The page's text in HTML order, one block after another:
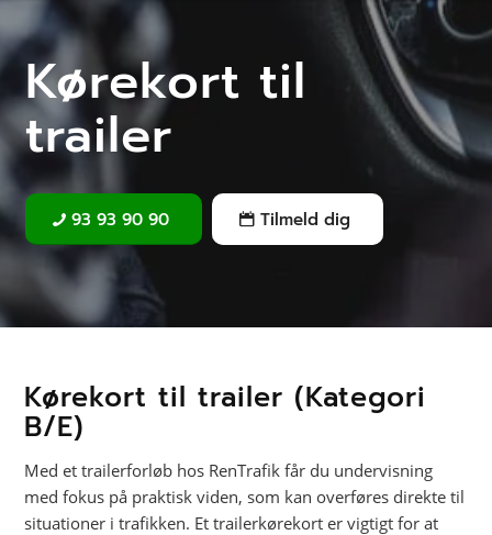
Kørekort til
trailer
93 93 90 90 Tilmeld dig
Kørekort til trailer (Kategori
B/E)
Med et trailerforløb hos RenTrafik får du undervisning
med fokus på praktisk viden, som kan overføres direkte til
situationer i trafikken. Et trailerkørekort er vigtigt for at